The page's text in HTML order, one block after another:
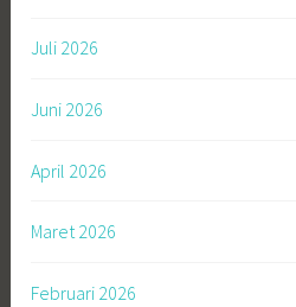
Juli 2026
Juni 2026
April 2026
Maret 2026
Februari 2026